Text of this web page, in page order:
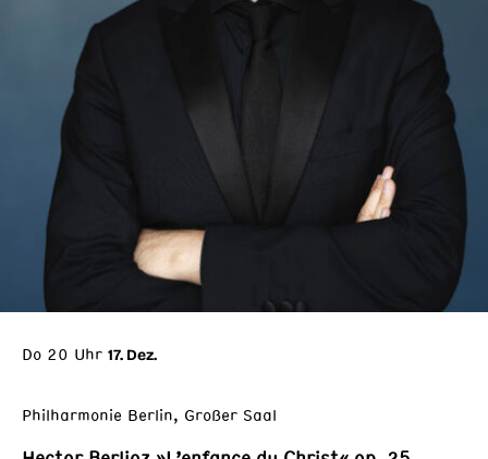
Do 20 Uhr 17. Dez.
Philharmonie Berlin, Großer Saal